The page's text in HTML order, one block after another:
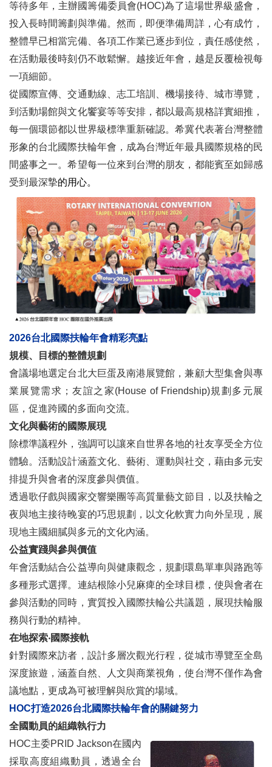
等待多年，主辦國籌備委員會(HOC)為了這場世界級盛會，
投入長時間籌劃與準備。然而，即便準備周詳，心有成竹，
整體早已相當完備、各項工作業已逐步到位，責任感使然，
在活動最後時刻仍不敢鬆懈。越接近年會，越是反覆檢視每
一項細節。
從國際宣傳、交通動線、志工培訓、機場接待、城市導覽，
到活動場館與文化饗宴等等安排，都以最高規格詳實細推，
每一個環節都以世界級標準重新確認。希冀代表著台灣整體
形象的台北國際扶輪年會，成為台灣近年最具國際規格的民
間盛事之一。希望每一位來到台灣的朋友，都能賓至如歸感
受到最深摯的用心。
2026台北國際扶輪年會精彩亮點
規模、目標的整體規劃
會議場地選定台北大巨蛋及南港展覽館，兼顧大型集會與專
業展覽需求；友誼之家(House of Friendship)規劃多元展
區，促進跨國的多面向交流。
文化與藝術的國際展現
除標準議程外，強調可以讓來自世界各地的社友享受全方位
體驗。活動設計涵蓋文化、藝術、運動與社交，藉由多元安
排提升與會者的深度參與價值。
透過歌仔戲與國家交響樂團等高質量藝文節目，以及扶輪之
夜與地主接待晚宴的巧思規劃，以文化軟實力向外呈現，展
現地主國細膩與多元的文化內涵。
公益實踐與參與價值
年會活動結合公益導向與健康觀念，規劃環島單車與路跑等
多種形式選擇。連結根除小兒麻痺的全球目標，使與會者在
參與活動的同時，實質投入國際扶輪公共議題，展現扶輪服
務與行動的精神。
在地探索‧國際接軌
針對國際來訪者，設計多層次觀光行程，從城市導覽至全島
深度旅遊，涵蓋自然、人文與商業視角，使台灣不僅作為會
議地點，更成為可被理解與欣賞的場域。
HOC打造2026台北國際扶輪年會的關鍵努力
全國動員的組織執行力
HOC主委PRID Jackson在國內
採取高度組織動員，透過全台